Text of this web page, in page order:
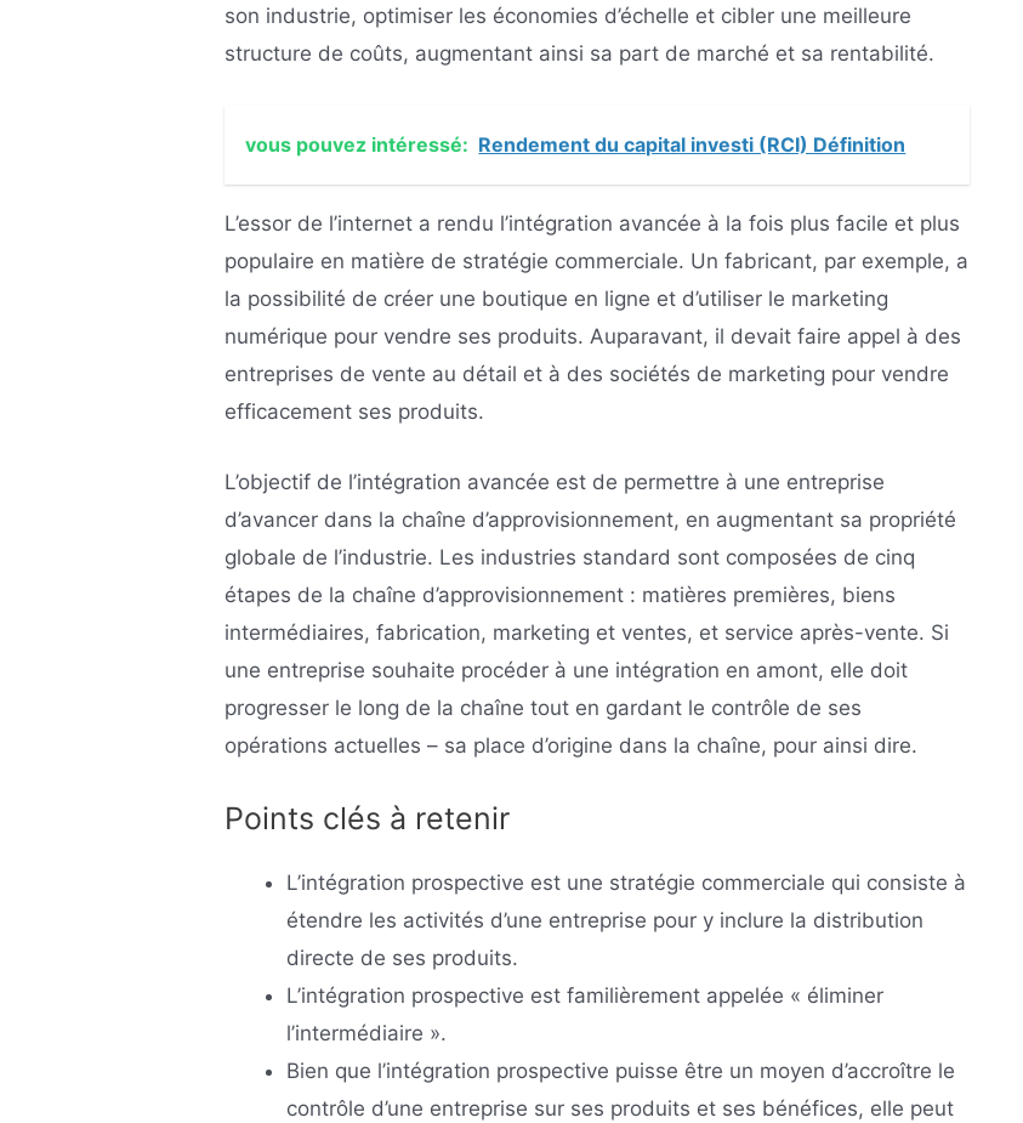
son industrie, optimiser les économies d’échelle et cibler une meilleure
structure de coûts, augmentant ainsi sa part de marché et sa rentabilité.
vous pouvez intéressé: Rendement du capital investi (RCI) Définition
L’essor de l’internet a rendu l’intégration avancée à la fois plus facile et plus
populaire en matière de stratégie commerciale. Un fabricant, par exemple, a
la possibilité de créer une boutique en ligne et d’utiliser le marketing
numérique pour vendre ses produits. Auparavant, il devait faire appel à des
entreprises de vente au détail et à des sociétés de marketing pour vendre
efficacement ses produits.
L’objectif de l’intégration avancée est de permettre à une entreprise
d’avancer dans la chaîne d’approvisionnement, en augmentant sa propriété
globale de l’industrie. Les industries standard sont composées de cinq
étapes de la chaîne d’approvisionnement : matières premières, biens
intermédiaires, fabrication, marketing et ventes, et service après-vente. Si
une entreprise souhaite procéder à une intégration en amont, elle doit
progresser le long de la chaîne tout en gardant le contrôle de ses
opérations actuelles – sa place d’origine dans la chaîne, pour ainsi dire.
Points clés à retenir
L’intégration prospective est une stratégie commerciale qui consiste à
étendre les activités d’une entreprise pour y inclure la distribution
directe de ses produits.
L’intégration prospective est familièrement appelée « éliminer
l’intermédiaire ».
Bien que l’intégration prospective puisse être un moyen d’accroître le
contrôle d’une entreprise sur ses produits et ses bénéfices, elle peut